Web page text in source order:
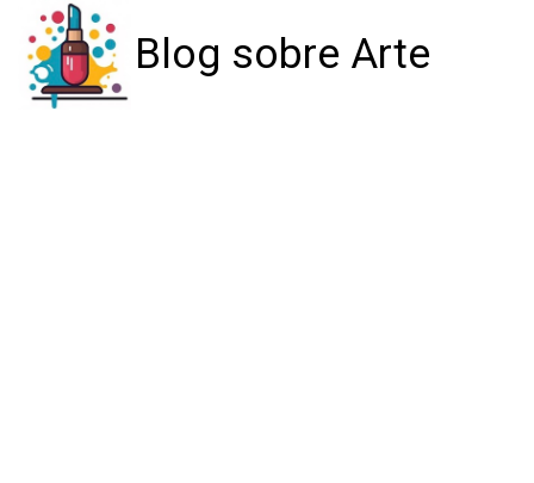
Blog sobre Arte